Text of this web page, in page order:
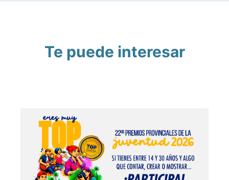
Te puede interesar